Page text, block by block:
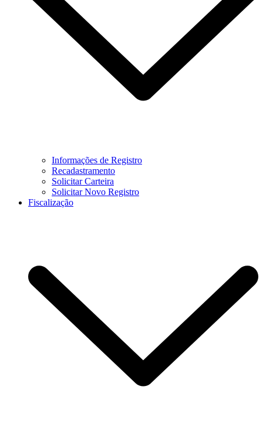
Informações de Registro
Recadastramento
Solicitar Carteira
Solicitar Novo Registro
Fiscalização